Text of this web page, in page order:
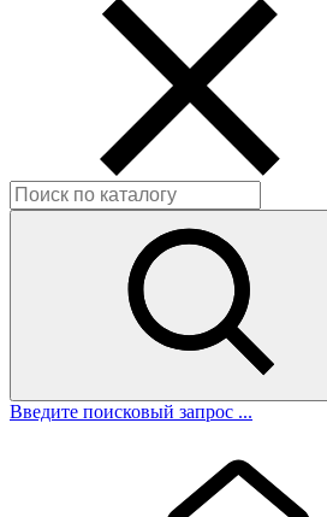
Введите поисковый запрос ...